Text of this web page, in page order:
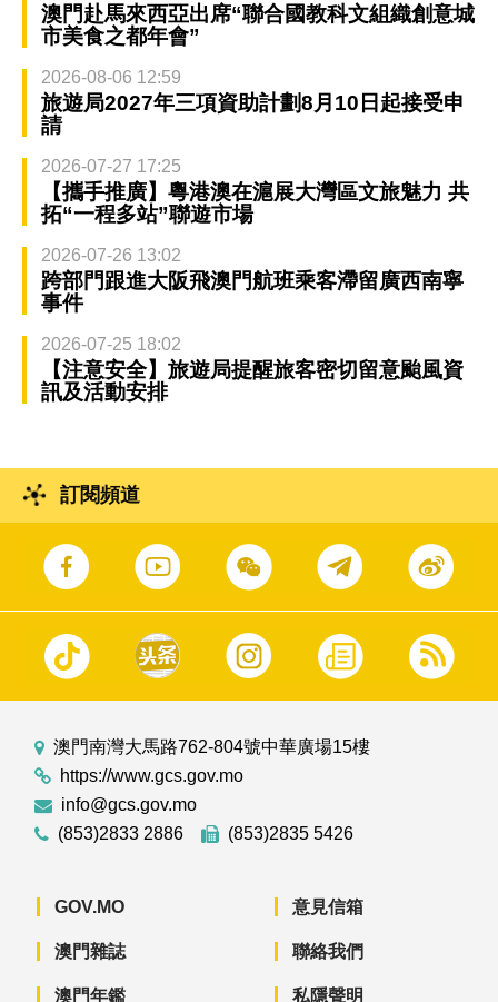
澳門赴馬來西亞出席“聯合國教科文組織創意城
市美食之都年會”
2026-08-06 12:59
旅遊局2027年三項資助計劃8月10日起接受申
請
2026-07-27 17:25
【攜手推廣】粵港澳在滬展大灣區文旅魅力 共
拓“一程多站”聯遊市場
2026-07-26 13:02
跨部門跟進大阪飛澳門航班乘客滯留廣西南寧
事件
2026-07-25 18:02
【注意安全】旅遊局提醒旅客密切留意颱風資
訊及活動安排
訂閱頻道
澳門南灣大馬路762-804號中華廣場15樓
https://www.gcs.gov.mo
info@gcs.gov.mo
(853)2833 2886
(853)2835 5426
GOV.MO
澳門雜誌
澳門年鑑
意見信箱
聯絡我們
私隱聲明